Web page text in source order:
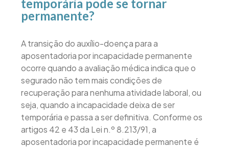
temporária pode se tornar
permanente?
A transição do auxílio-doença para a
aposentadoria por incapacidade permanente
ocorre quando a avaliação médica indica que o
segurado não tem mais condições de
recuperação para nenhuma atividade laboral, ou
seja, quando a incapacidade deixa de ser
temporária e passa a ser definitiva. Conforme os
artigos 42 e 43 da Lei n.º 8.213/91, a
aposentadoria por incapacidade permanente é